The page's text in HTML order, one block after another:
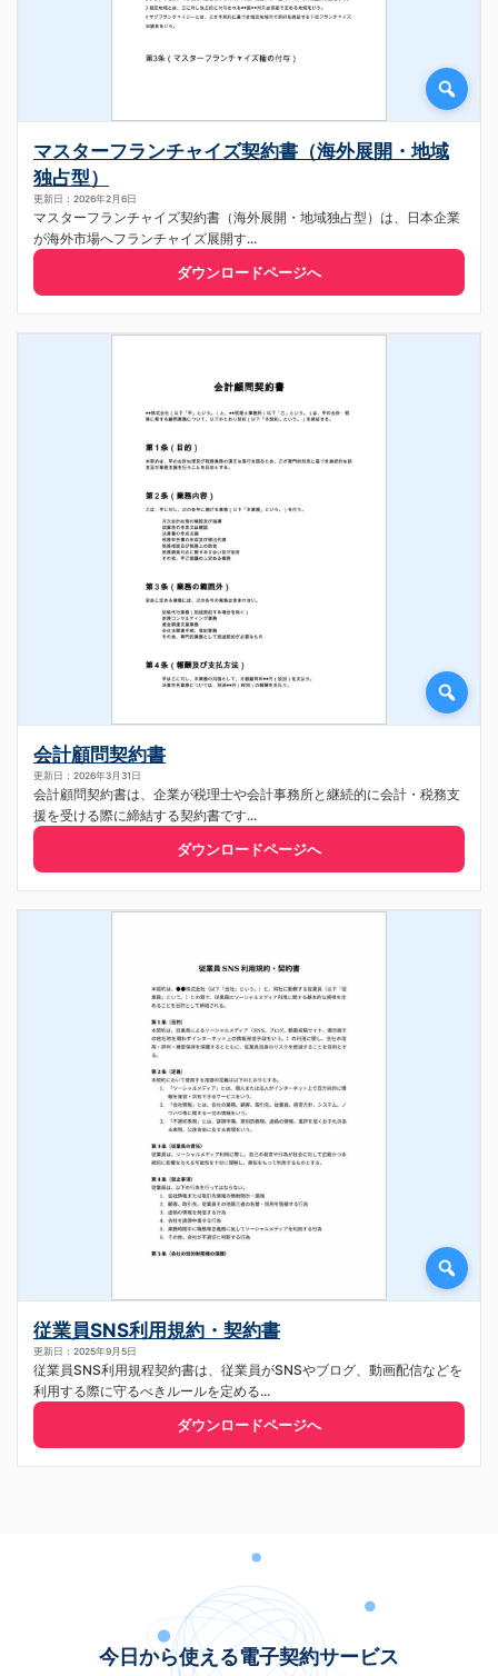
マスターフランチャイズ契約書（海外展開・地域
独占型）
更新日：2026年2月6日
マスターフランチャイズ契約書（海外展開・地域独占型）は、日本企業
が海外市場へフランチャイズ展開す...
ダウンロードページへ
会計顧問契約書
更新日：2026年3月31日
会計顧問契約書は、企業が税理士や会計事務所と継続的に会計・税務支
援を受ける際に締結する契約書です...
ダウンロードページへ
従業員SNS利用規約・契約書
更新日：2025年9月5日
従業員SNS利用規程契約書は、従業員がSNSやブログ、動画配信などを
利用する際に守るべきルールを定める...
ダウンロードページへ
今日から使える電子契約サービス